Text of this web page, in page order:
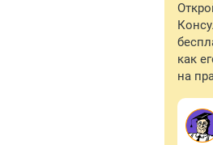
как
на